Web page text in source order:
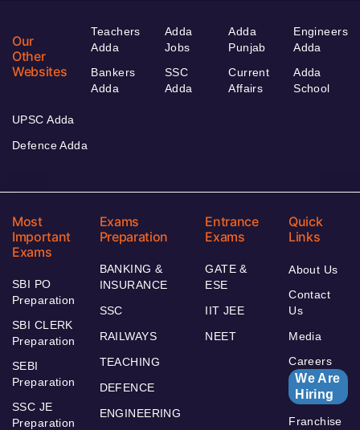
Our
Other
Websites
Teachers
Adda
Bankers
Adda
Adda
Jobs
SSC
Adda
Adda
Punjab
Current
Affairs
Engineers
Adda
Adda
School
UPSC Adda
Defence Adda
Most
Important
Exams
SBI PO
Preparation
SBI CLERK
Preparation
SEBI
Preparation
SSC JE
Preparation
Exams
Preparation
BANKING &
INSURANCE
SSC
RAILWAYS
TEACHING
DEFENCE
ENGINEERING
Entrance
Exams
GATE &
ESE
IIT JEE
NEET
Quick
Links
About Us
Contact
Us
Media
Careers
We Are
Hiring
Franchise